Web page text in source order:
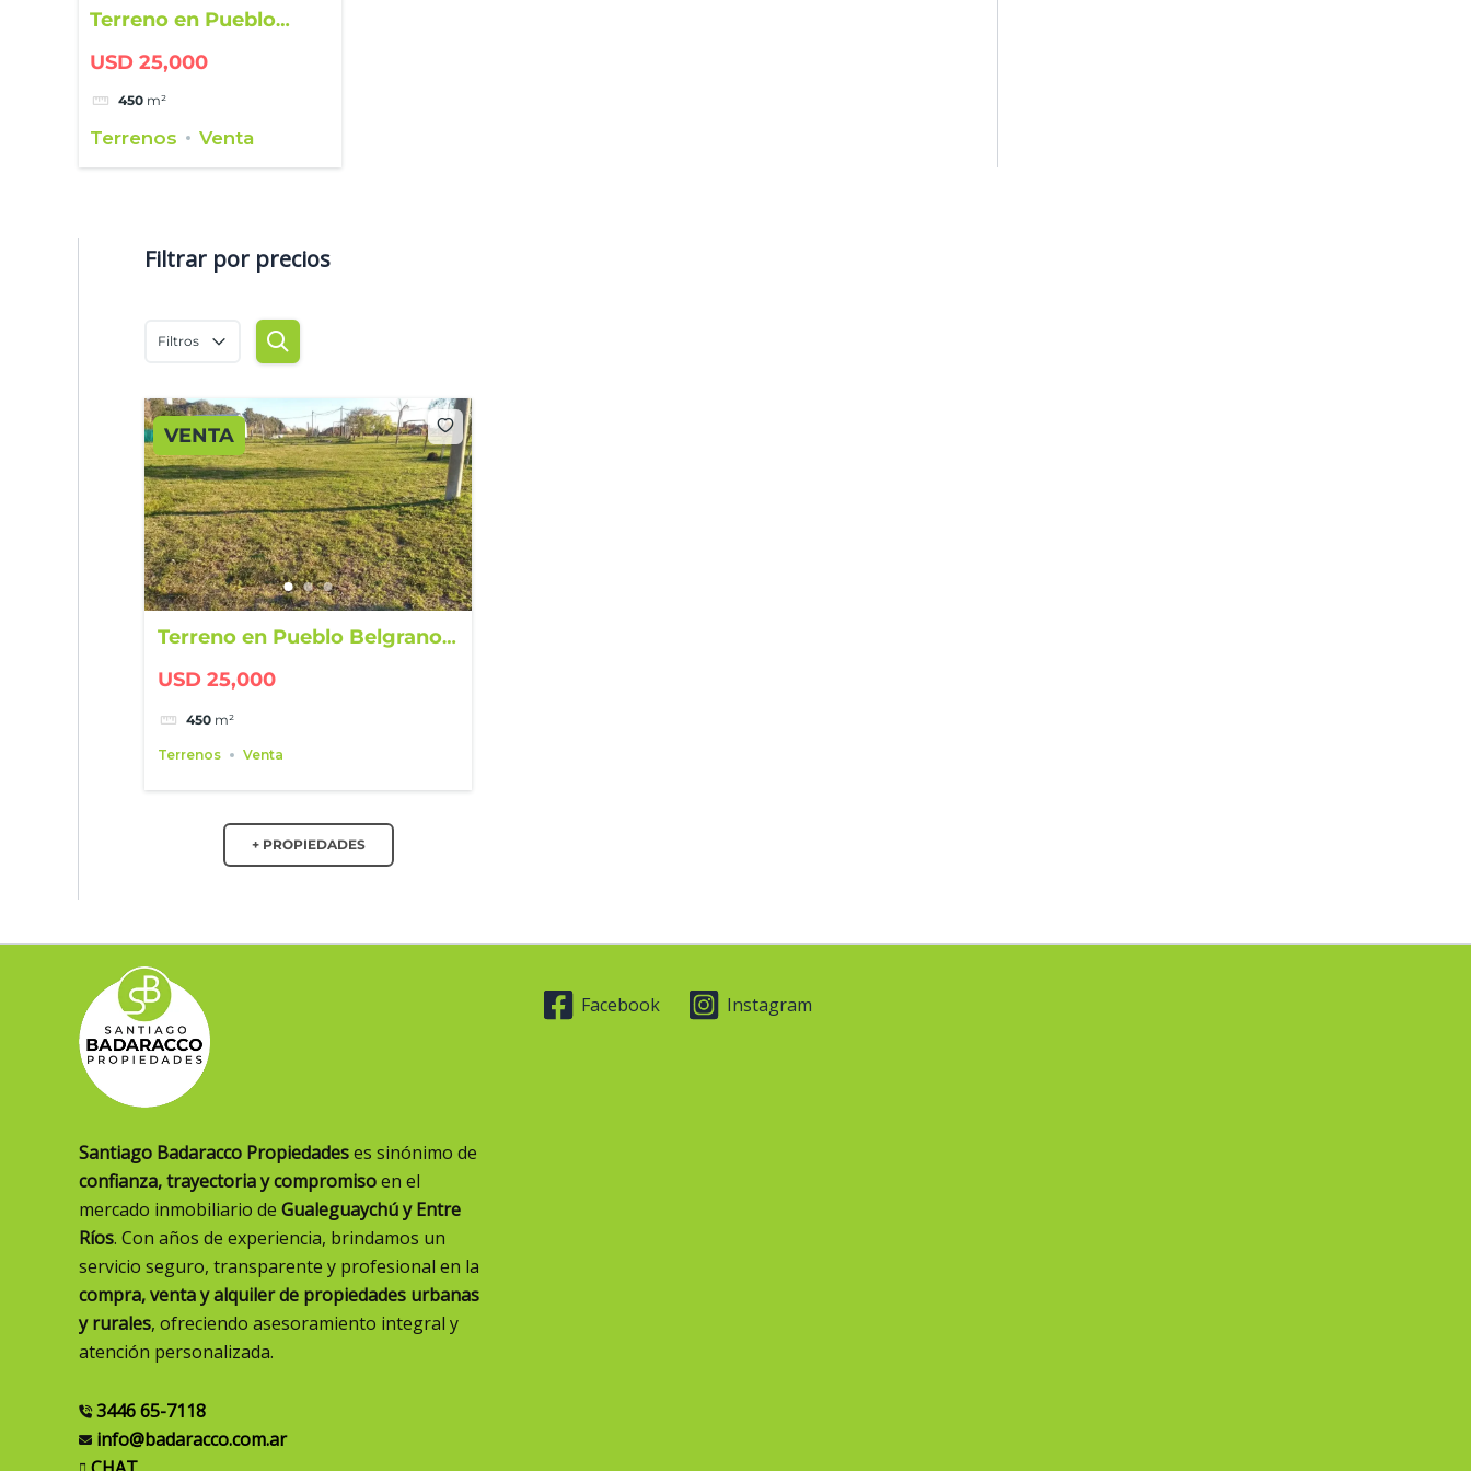
Terreno en Pueblo
estratégica junto a la
plaza
USD 25,000
450 m²
Terrenos Venta
Filtrar por precios
Filtros
VENTA
Terreno en Pueblo Belgrano –
la plaza
USD 25,000
450 m²
Terrenos Venta
+ PROPIEDADES
Santiago Badaracco Propiedadeses sinónimo de
confianza, trayectoria y compromisoen el
mercado inmobiliario de Gualeguaychú y Entre
Ríos. Con años de experiencia, brindamos un
servicio seguro, transparente y profesional en la
compra, venta y alquiler de propiedades urbanas
y rurales, ofreciendo asesoramiento integral y
atención personalizada.
3446 65-7118
info@badaracco.com.ar
Facebook Instagram